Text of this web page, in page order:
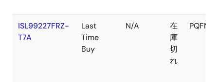
ISL99227FRZ-
T7A
Last
Time
Buy
N/A
在
庫
切
れ
PQFN